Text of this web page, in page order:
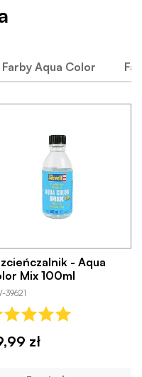
Farby Aqua Color
- Aqua
Mix 100ml
39621
zł